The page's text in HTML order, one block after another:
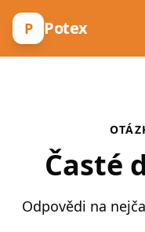
P Potex
Časté
Odpovědi na